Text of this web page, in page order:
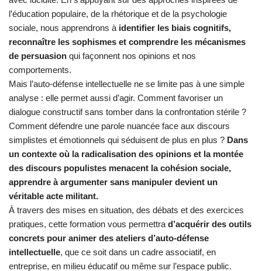
l’éducation populaire, de la rhétorique et de la psychologie
sociale, nous apprendrons à identifier les biais cognitifs,
reconnaître les sophismes et comprendre les mécanismes
de persuasion qui façonnent nos opinions et nos
comportements.
Mais l’auto-défense intellectuelle ne se limite pas à une simple
analyse : elle permet aussi d’agir. Comment favoriser un
dialogue constructif sans tomber dans la confrontation stérile ?
Comment défendre une parole nuancée face aux discours
simplistes et émotionnels qui séduisent de plus en plus ? Dans
un contexte où la radicalisation des opinions et la montée
des discours populistes menacent la cohésion sociale,
apprendre à argumenter sans manipuler devient un
véritable acte militant.
À travers des mises en situation, des débats et des exercices
pratiques, cette formation vous permettra d’acquérir des outils
concrets pour animer des ateliers d’auto-défense
intellectuelle, que ce soit dans un cadre associatif, en
entreprise, en milieu éducatif ou même sur l’espace public.